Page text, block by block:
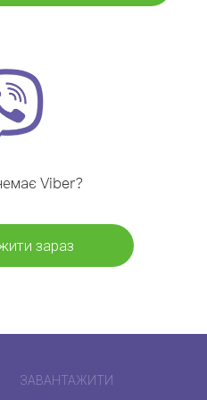
Viber?
зараз
ЗАВАНТАЖИТИ